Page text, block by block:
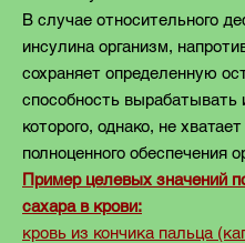
В случае относительного
инсулина организм,
сохраняет определенную
способность вырабатывать
которого, однако, не
полноценного обеспечения
Пример целевых значений
сахара в крови:
кровь из кончика пальца